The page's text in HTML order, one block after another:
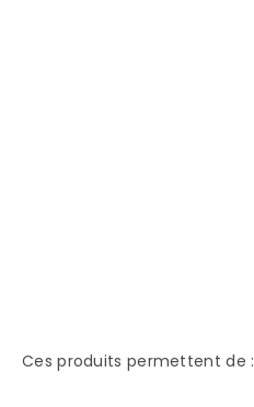
Ces produits permettent de :